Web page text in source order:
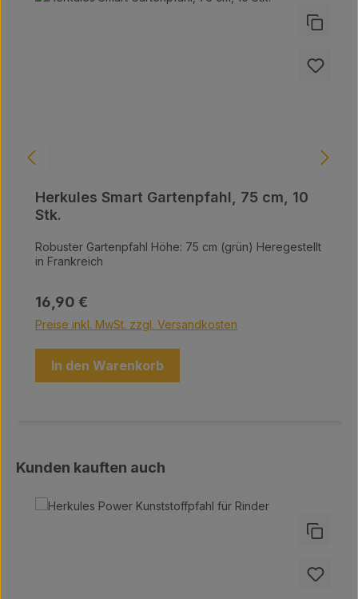
Herkules Smart Gartenpfahl, 75 cm, 10
Stk.
Robuster Gartenpfahl Höhe: 75 cm (grün) Heregestellt
in Frankreich
Regulärer Preis:
16,90 €
Preise inkl. MwSt. zzgl. Versandkosten
In den Warenkorb
Produktgalerie überspringen
Kunden kauften auch